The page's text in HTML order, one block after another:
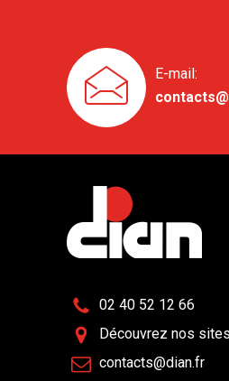
E-mail:
02 40 52 12 66
Découvrez nos sites
contacts@dian.fr